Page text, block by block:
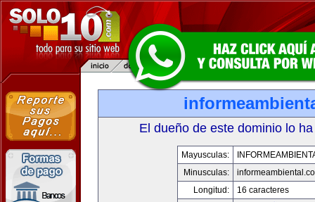
El dueño de este dominio lo
Mayusculas:
Minusculas:
Longitud:
16 caracteres